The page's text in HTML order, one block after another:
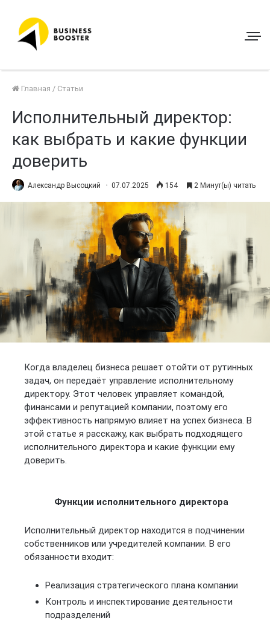
Главная / Статьи
Исполнительный директор:
как выбрать и какие функции
доверить
Александр Высоцкий 07.07.2025 154 2 Минут(ы) читать
Когда владелец бизнеса решает отойти от рутинных
задач, он передаёт управление исполнительному
директору. Этот человек управляет командой,
финансами и репутацией компании, поэтому его
эффективность напрямую влияет на успех бизнеса. В
этой статье я расскажу, как выбрать подходящего
исполнительного директора и какие функции ему
доверить.
Функции исполнительного директора
Исполнительный директор находится в подчинении
собственников или учредителей компании. В его
обязанности входит:
Реализация стратегического плана компании
Контроль и инспектирование деятельности
подразделений